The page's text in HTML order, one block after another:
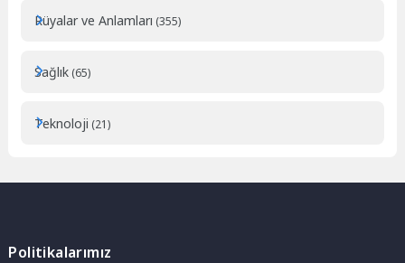
Rüyalar ve Anlamları (355)
Sağlık (65)
Teknoloji (21)
Politikalarımız